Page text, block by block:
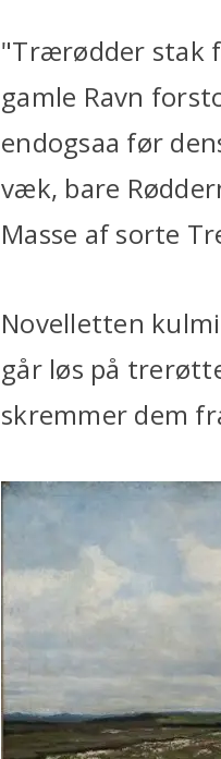
"Trærødder stak
gamle Ravn
endogsaa før
væk, bare
Masse af sorte
Novelletten
går løs på
skremmer dem